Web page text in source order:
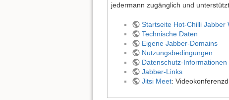
jedermann zugänglich und
Startseite Hot-Chilli Jabber
Technische Daten
Eigene Jabber-Domains
Nutzungsbedingungen
Datenschutz-Informationen
Jabber-Links
Jitsi Meet: